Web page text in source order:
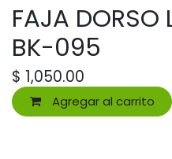
FAJA DORSO
BK-095
$ 1,050.00
Agregar al carrito